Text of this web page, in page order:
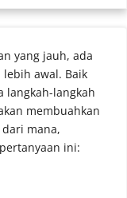
yang jauh, ada
awal. Baik
langkah-langkah
membuahkan
mana,
ini: